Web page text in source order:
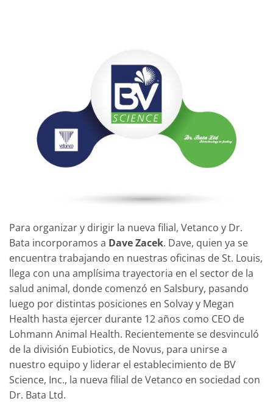
Para organizar y dirigir la nueva filial, Vetanco y Dr.
Bata incorporamos a Dave Zacek. Dave, quien ya se
encuentra trabajando en nuestras oficinas de St. Louis,
llega con una amplísima trayectoria en el sector de la
salud animal, donde comenzó en Salsbury, pasando
luego por distintas posiciones en Solvay y Megan
Health hasta ejercer durante 12 años como CEO de
Lohmann Animal Health. Recientemente se desvinculó
de la división Eubiotics, de Novus, para unirse a
nuestro equipo y liderar el establecimiento de BV
Science, Inc., la nueva filial de Vetanco en sociedad con
Dr. Bata Ltd.